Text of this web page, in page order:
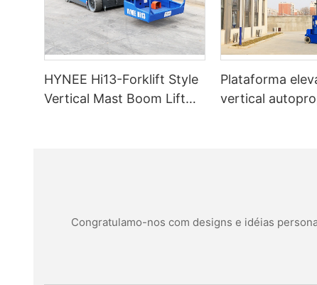
HYNEE Hi13-Forklift Style
Vertical Mast Boom Lift
Plataforma
vertical
Congratulamo-nos com designs e idéias